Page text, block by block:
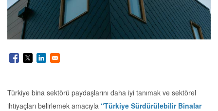
Türkiye bina sektörü paydaşlarını daha iyi tanımak ve sektörel
ihtiyaçları belirlemek amacıyla “Türkiye Sürdürülebilir Binalar